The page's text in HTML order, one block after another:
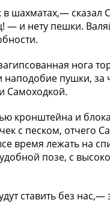
шахматах,— сказал
— и нету пешки.
нога
наподобие пушки, за
Самоходкой.
кронштейна и
с песком, отчего
время лежать на
позе, с
ставить без нас,—